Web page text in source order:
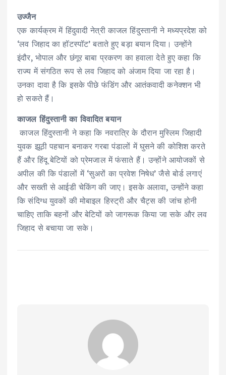
उज्जैन
एक कार्यक्रम में हिंदुवादी नेत्री काजल हिंदुस्तानी ने मध्यप्रदेश को
‘लव जिहाद का हॉटस्पॉट’ बताते हुए बड़ा बयान दिया। उन्होंने
इंदौर, भोपाल और छंगूर बाबा प्रकरण का हवाला देते हुए कहा कि
राज्य में संगठित रूप से लव जिहाद को अंजाम दिया जा रहा है।
उनका दावा है कि इसके पीछे फंडिंग और आतंकवादी कनेक्शन भी
हो सकते हैं।
काजल हिंदुस्तानी का विवादित बयान
काजल हिंदुस्तानी ने कहा कि नवरात्रि के दौरान मुस्लिम जिहादी
युवक झूठी पहचान बनाकर गरबा पंडालों में घुसने की कोशिश करते
हैं और हिंदू बेटियों को प्रेमजाल में फंसाते हैं। उन्होंने आयोजकों से
अपील की कि पंडालों में ‘सुअरों का प्रवेश निषेध’ जैसे बोर्ड लगाएं
और सख्ती से आईडी चेकिंग की जाए। इसके अलावा, उन्होंने कहा
कि संदिग्ध युवकों की मोबाइल हिस्ट्री और चैट्स की जांच होनी
चाहिए ताकि बहनों और बेटियों को जागरूक किया जा सके और लव
जिहाद से बचाया जा सके।